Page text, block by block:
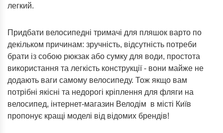
легкий.
Придбати велосипедні тримачі для пляшок варто по
декільком причинам: зручність, відсутність потреби
брати із собою рюкзак або сумку для води, простота
використання та легкість конструкції - вони майже не
додають ваги самому велосипеду. Тож якщо вам
потрібні якісні та недорогі кріплення для фляги на
велосипед, інтернет-магазин Велодім в місті Київ
пропонує кращі моделі від відомих брендів!